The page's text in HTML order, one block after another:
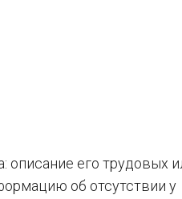
описание его трудовых
об отсутствии у